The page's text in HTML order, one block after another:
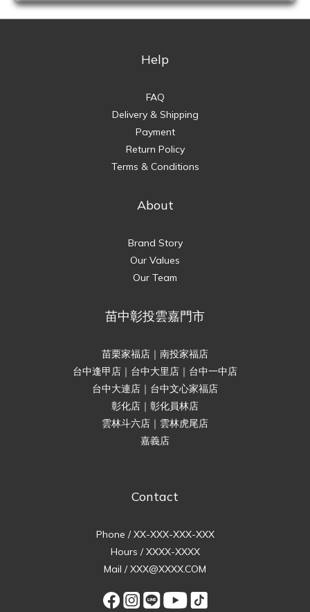
Help
FAQ
Delivery & Shipping
Payment
Return Policy
Terms & Conditions
About
Brand Story
Our Values
Our Team
苗中彰投雲嘉門市
苗栗家福店｜南投家福店
台中逢甲店｜台中大里店｜台中一中店
台中大連店｜台中文心家福店
彰化店｜彰化員林店
雲林斗六店｜雲林虎尾店
嘉義店
Contact
Phone / XX-XXX-XXX-XXX
Hours / XXXX-XXXX
Mail / XXX@XXXX.COM